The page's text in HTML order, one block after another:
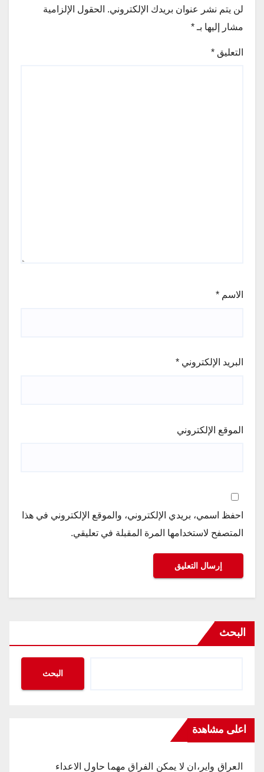
لن يتم نشر عنوان بريدك الإلكتروني. الحقول الإلزامية
مشار إليها بـ *
التعليق *
الاسم *
البريد الإلكتروني *
الموقع الإلكتروني
احفظ اسمي، بريدي الإلكتروني، والموقع الإلكتروني في هذا
المتصفح لاستخدامها المرة المقبلة في تعليقي.
البحث
البحث
اعلى مشاهدة
العراق واير،ان لا يمكن الفراق مهما حاول الاعداء